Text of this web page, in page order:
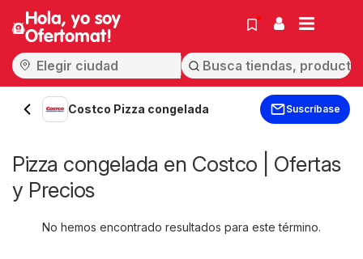
Hola, yo soy
Ofertomat!
Costco Pizza congelada Suscríbase
Pizza congelada en Costco | Ofertas
y Precios
No hemos encontrado resultados para este término.